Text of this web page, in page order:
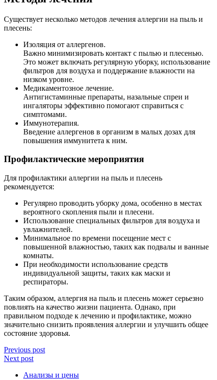
Существует несколько методов лечения аллергии на пыль и
плесень:
Изоляция от аллергенов.
Важно минимизировать контакт с пылью и плесенью.
Это может включать регулярную уборку, использование
фильтров для воздуха и поддержание влажности на
низком уровне.
Медикаментозное лечение.
Антигистаминные препараты, назальные спреи и
ингаляторы эффективно помогают справиться с
симптомами.
Иммунотерапия.
Введение аллергенов в организм в малых дозах для
повышения иммунитета к ним.
Профилактические мероприятия
Для профилактики аллергии на пыль и плесень
рекомендуется:
Регулярно проводить уборку дома, особенно в местах
вероятного скопления пыли и плесени.
Использование специальных фильтров для воздуха и
увлажнителей.
Минимальное по времени посещение мест с
повышенной влажностью, таких как подвалы и ванные
комнаты.
При необходимости использование средств
индивидуальной защиты, таких как маски и
респираторы.
Таким образом, аллергия на пыль и плесень может серьезно
повлиять на качество жизни пациента. Однако, при
правильном подходе к лечению и профилактике, можно
значительно снизить проявления аллергии и улучшить общее
состояние здоровья.
Previous post
Next post
Анализы и цены